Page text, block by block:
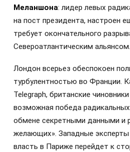
Меланшона: лидер левых
на пост президента, настроен
требует окончательного
Североатлантическим альянсом.
Лондон всерьез обеспокоен
турбулентностью во Франции.
Telegraph, британские
возможная победа
обмене секретными данными и
желающих». Западные
власть в Париже перейдет к